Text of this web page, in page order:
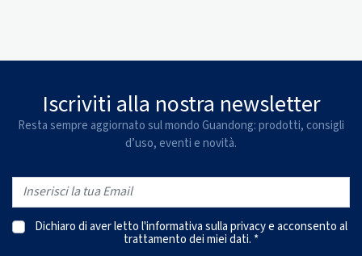
Iscriviti alla nostra newsletter
Resta sempre aggiornato sul mondo Guandong: prodotti, consigli
d’uso, eventi e novità.
Dichiaro di aver letto l'informativa sulla privacye acconsento al
trattamento dei miei dati. *